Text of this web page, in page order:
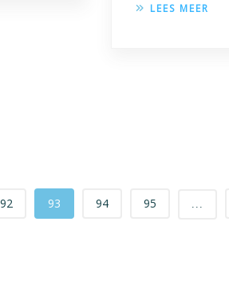
LEES MEER
92 93 94 95